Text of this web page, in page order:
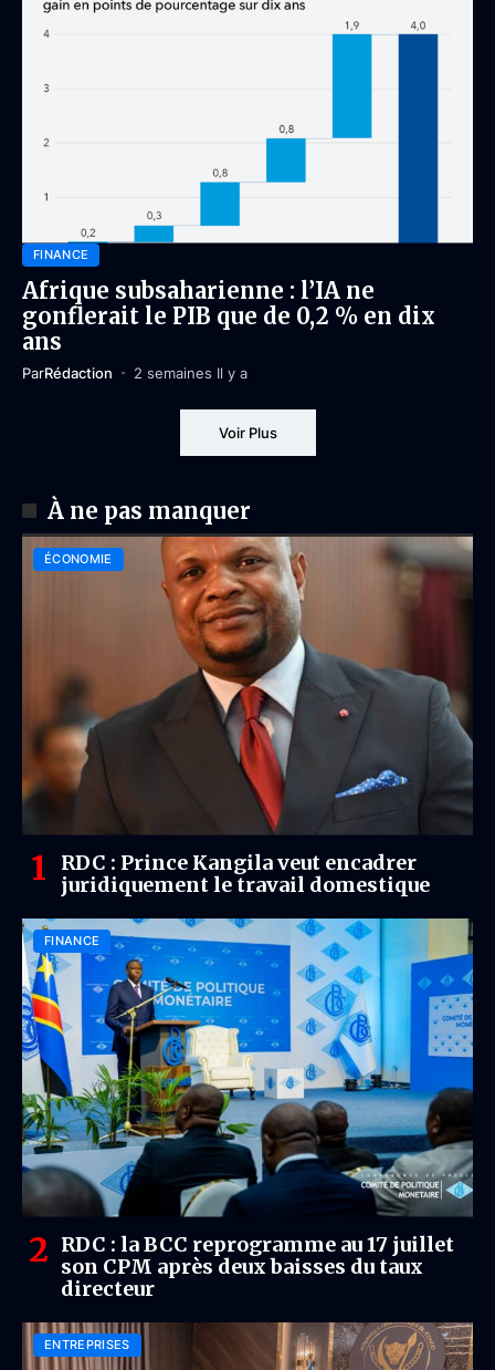
FINANCE
Afrique subsaharienne : l’IA ne
gonflerait le PIB que de 0,2 % en dix
ans
ParRédaction 2 semaines Il y a
Voir Plus
À ne pas manquer
ÉCONOMIE
RDC : Prince Kangila veut encadrer
juridiquement le travail domestique
FINANCE
RDC : la BCC reprogramme au 17 juillet
son CPM après deux baisses du taux
directeur
ENTREPRISES